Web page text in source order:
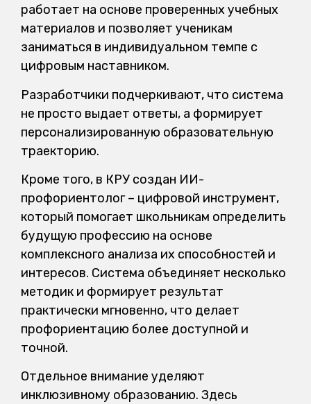
работает на основе проверенных учебных
материалов и позволяет ученикам
заниматься в индивидуальном темпе с
цифровым наставником.
Разработчики подчеркивают, что система
не просто выдает ответы, а формирует
персонализированную образовательную
траекторию.
Кроме того, в КРУ создан ИИ-
профориентолог – цифровой инструмент,
который помогает школьникам определить
будущую профессию на основе
комплексного анализа их способностей и
интересов. Система объединяет несколько
методик и формирует результат
практически мгновенно, что делает
профориентацию более доступной и
точной.
Отдельное внимание уделяют
инклюзивному образованию. Здесь